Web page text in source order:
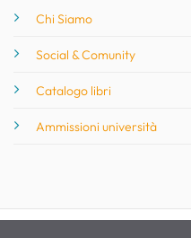
Chi Siamo
Social & Comunity
Catalogo libri
Ammissioni università